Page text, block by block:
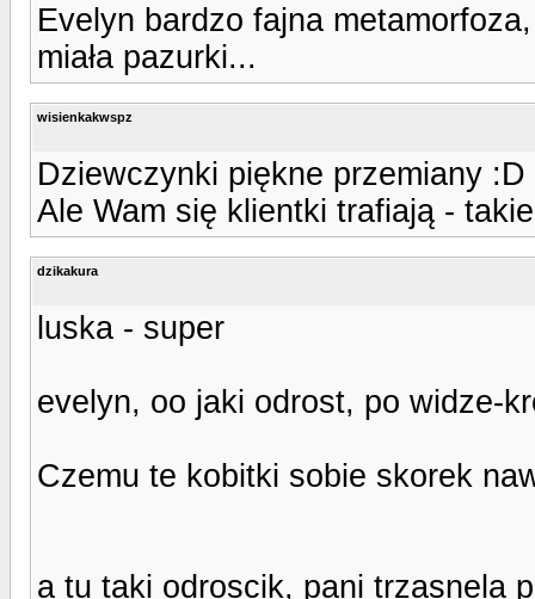
Evelyn bardzo fajna
miała pazurki...
wisienkakwspz
Dziewczynki piękne przemiany :D
Ale Wam się klientki trafiają -
dzikakura
luska - super
evelyn, oo jaki odrost, po widze-
Czemu te kobitki sobie skorek
a tu taki odroscik, pani trzasnela